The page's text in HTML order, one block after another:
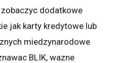
dodatkowe
jak karty kredytowe lub
miedzynarodowe
BLIK, wazne